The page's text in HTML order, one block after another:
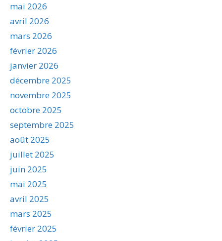
mai 2026
avril 2026
mars 2026
février 2026
janvier 2026
décembre 2025
novembre 2025
octobre 2025
septembre 2025
août 2025
juillet 2025
juin 2025
mai 2025
avril 2025
mars 2025
février 2025